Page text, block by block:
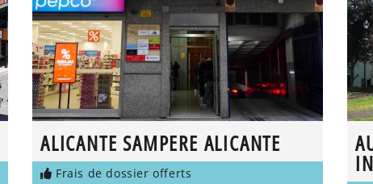
ALICANTE SAMPERE ALICANTE
Frais de dossier offerts